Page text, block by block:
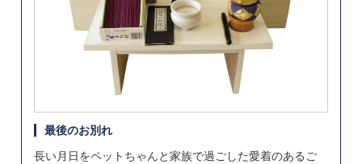
最後のお別れ
長い月日をペットちゃんと家族で過ごした愛着のあるご